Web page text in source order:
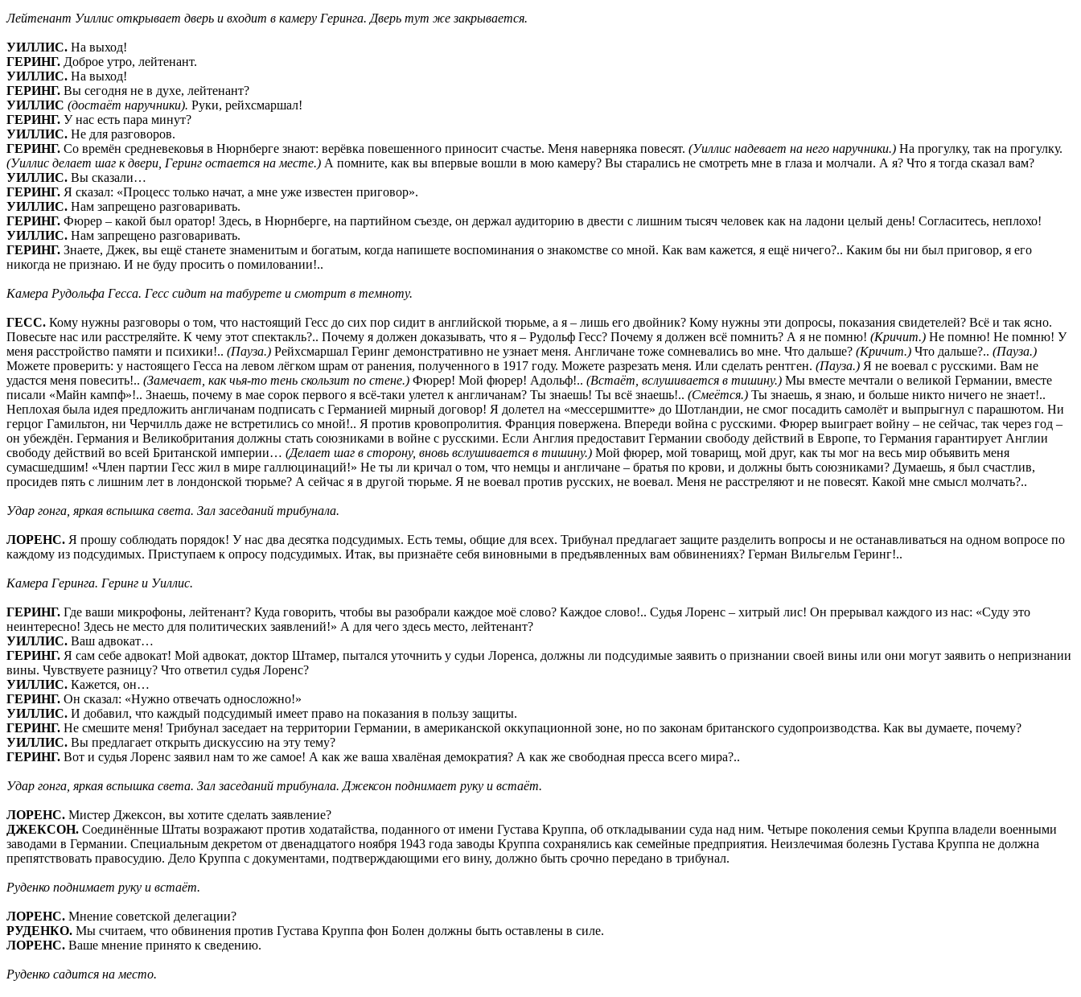
Лейтенант Уиллис открывает дверь и входит в камеру Геринга. Дверь тут же закрывается.
УИЛЛИС. На выход!
ГЕРИНГ. Доброе утро, лейтенант.
УИЛЛИС. На выход!
ГЕРИНГ. Вы сегодня не в духе, лейтенант?
УИЛЛИС (достаёт наручники). Руки, рейхсмаршал!
ГЕРИНГ. У нас есть пара минут?
УИЛЛИС. Не для разговоров.
ГЕРИНГ. Со времён средневековья в Нюрнберге знают: верёвка повешенного приносит счастье. Меня наверняка повесят. (Уиллис надевает на него наручники.) На прогулку, так на прогулку.
(Уиллис делает шаг к двери, Геринг остается на месте.) А помните, как вы впервые вошли в мою камеру? Вы старались не смотреть мне в глаза и молчали. А я? Что я тогда сказал вам?
УИЛЛИС. Вы сказали…
ГЕРИНГ. Я сказал: «Процесс только начат, а мне уже известен приговор».
УИЛЛИС. Нам запрещено разговаривать.
ГЕРИНГ. Фюрер – какой был оратор! Здесь, в Нюрнберге, на партийном съезде, он держал аудиторию в двести с лишним тысяч человек как на ладони целый день! Согласитесь, неплохо!
УИЛЛИС. Нам запрещено разговаривать.
ГЕРИНГ. Знаете, Джек, вы ещё станете знаменитым и богатым, когда напишете воспоминания о знакомстве со мной. Как вам кажется, я ещё ничего?.. Каким бы ни был приговор, я его
никогда не признаю. И не буду просить о помиловании!..
Камера Рудольфа Гесса. Гесс сидит на табурете и смотрит в темноту.
ГЕСС. Кому нужны разговоры о том, что настоящий Гесс до сих пор сидит в английской тюрьме, а я – лишь его двойник? Кому нужны эти допросы, показания свидетелей? Всё и так ясно.
Повесьте нас или расстреляйте. К чему этот спектакль?.. Почему я должен доказывать, что я – Рудольф Гесс? Почему я должен всё помнить? А я не помню! (Кричит.) Не помню! Не помню! У
меня расстройство памяти и психики!.. (Пауза.) Рейхсмаршал Геринг демонстративно не узнает меня. Англичане тоже сомневались во мне. Что дальше? (Кричит.) Что дальше?.. (Пауза.)
Можете проверить: у настоящего Гесса на левом лёгком шрам от ранения, полученного в 1917 году. Можете разрезать меня. Или сделать рентген. (Пауза.) Я не воевал с русскими. Вам не
удастся меня повесить!.. (Замечает, как чья-то тень скользит по стене.) Фюрер! Мой фюрер! Адольф!.. (Встаёт, вслушивается в тишину.) Мы вместе мечтали о великой Германии, вместе
писали «Майн кампф»!.. Знаешь, почему в мае сорок первого я всё-таки улетел к англичанам? Ты знаешь! Ты всё знаешь!.. (Смеётся.) Ты знаешь, я знаю, и больше никто ничего не знает!..
Неплохая была идея предложить англичанам подписать с Германией мирный договор! Я долетел на «мессершмитте» до Шотландии, не смог посадить самолёт и выпрыгнул с парашютом. Ни
герцог Гамильтон, ни Черчилль даже не встретились со мной!.. Я против кровопролития. Франция повержена. Впереди война с русскими. Фюрер выиграет войну – не сейчас, так через год –
он убеждён. Германия и Великобритания должны стать союзниками в войне с русскими. Если Англия предоставит Германии свободу действий в Европе, то Германия гарантирует Англии
свободу действий во всей Британской империи… (Делает шаг в сторону, вновь вслушивается в тишину.) Мой фюрер, мой товарищ, мой друг, как ты мог на весь мир объявить меня
сумасшедшим! «Член партии Гесс жил в мире галлюцинаций!» Не ты ли кричал о том, что немцы и англичане – братья по крови, и должны быть союзниками? Думаешь, я был счастлив,
просидев пять с лишним лет в лондонской тюрьме? А сейчас я в другой тюрьме. Я не воевал против русских, не воевал. Меня не расстреляют и не повесят. Какой мне смысл молчать?..
Удар гонга, яркая вспышка света. Зал заседаний трибунала.
ЛОРЕНС. Я прошу соблюдать порядок! У нас два десятка подсудимых. Есть темы, общие для всех. Трибунал предлагает защите разделить вопросы и не останавливаться на одном вопросе по
каждому из подсудимых. Приступаем к опросу подсудимых. Итак, вы признаёте себя виновными в предъявленных вам обвинениях? Герман Вильгельм Геринг!..
Камера Геринга. Геринг и Уиллис.
ГЕРИНГ. Где ваши микрофоны, лейтенант? Куда говорить, чтобы вы разобрали каждое моё слово? Каждое слово!.. Судья Лоренс – хитрый лис! Он прерывал каждого из нас: «Суду это
неинтересно! Здесь не место для политических заявлений!» А для чего здесь место, лейтенант?
УИЛЛИС. Ваш адвокат…
ГЕРИНГ. Я сам себе адвокат! Мой адвокат, доктор Штамер, пытался уточнить у судьи Лоренса, должны ли подсудимые заявить о признании своей вины или они могут заявить о непризнании
вины. Чувствуете разницу? Что ответил судья Лоренс?
УИЛЛИС. Кажется, он…
ГЕРИНГ. Он сказал: «Нужно отвечать односложно!»
УИЛЛИС. И добавил, что каждый подсудимый имеет право на показания в пользу защиты.
ГЕРИНГ. Не смешите меня! Трибунал заседает на территории Германии, в американской оккупационной зоне, но по законам британского судопроизводства. Как вы думаете, почему?
УИЛЛИС. Вы предлагает открыть дискуссию на эту тему?
ГЕРИНГ. Вот и судья Лоренс заявил нам то же самое! А как же ваша хвалёная демократия? А как же свободная пресса всего мира?..
Удар гонга, яркая вспышка света. Зал заседаний трибунала. Джексон поднимает руку и встаёт.
ЛОРЕНС. Мистер Джексон, вы хотите сделать заявление?
ДЖЕКСОН. Соединённые Штаты возражают против ходатайства, поданного от имени Густава Круппа, об откладывании суда над ним. Четыре поколения семьи Круппа владели военными
заводами в Германии. Специальным декретом от двенадцатого ноября 1943 года заводы Круппа сохранялись как семейные предприятия. Неизлечимая болезнь Густава Круппа не должна
препятствовать правосудию. Дело Круппа с документами, подтверждающими его вину, должно быть срочно передано в трибунал.
Руденко поднимает руку и встаёт.
ЛОРЕНС. Мнение советской делегации?
РУДЕНКО. Мы считаем, что обвинения против Густава Круппа фон Болен должны быть оставлены в силе.
ЛОРЕНС. Ваше мнение принято к сведению.
Руденко садится на место.